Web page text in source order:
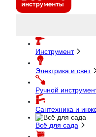
Инструмент
Электрика и свет
Ручной
Сантехника и
Всё для сада